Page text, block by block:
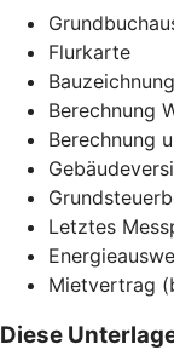
Flurkarte
Berechnung
Berechnung
Letztes
Mietvertrag
Diese